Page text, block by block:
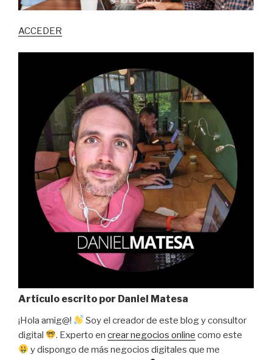
ACCEDER
Artículo escrito por Daniel Matesa
¡Hola amig@!
Soy el creador de este blog y consultor
digital
. Experto encrear negocios online como este
y dispongo de más negocios digitales que me